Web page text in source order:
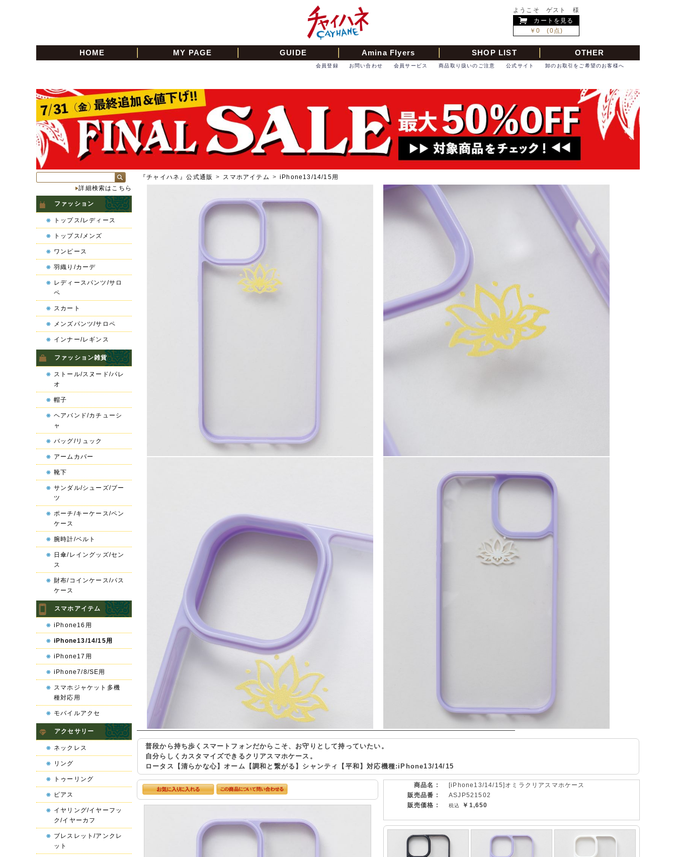
ようこそ ゲスト 様
カートを見る
￥0 (0点)
HOME MY PAGE GUIDE Amina Flyers SHOP LIST OTHER
卸のお取引をご希望のお客様へ
公式サイト
商品取り扱いのご注意
会員サービス
お問い合わせ
会員登録
『チャイハネ』公式通販 > スマホアイテム > iPhone13/14/15用
普段から持ち歩くスマートフォンだからこそ、お守りとして持っていたい。
自分らしくカスタマイズできるクリアスマホケース。
ロータス【清らかな心】オーム【調和と繋がる】シャンティ【平和】対応機種:iPhone13/14/15
商品名 :
[iPhone13/14/15]オミラクリアスマホケース
販売品番 :
ASJP521502
販売価格 :
￥1,650
詳細検索はこちら
ファッション
トップス/レディース
トップス/メンズ
ワンピース
羽織り/カーデ
レディースパンツ/サロ
ペ
スカート
メンズパンツ/サロペ
インナー/レギンス
ファッション雑貨
ストール/スヌード/パレ
オ
帽子
ヘアバンド/カチューシ
ャ
バッグ/リュック
アームカバー
靴下
サンダル/シューズ/ブー
ツ
ポーチ/キーケース/ペン
ケース
腕時計/ベルト
日傘/レイングッズ/セン
ス
財布/コインケース/パス
ケース
スマホアイテム
iPhone16用
iPhone13/14/15用
iPhone17用
iPhone7/8/SE用
スマホジャケット多機
種対応用
モバイルアクセ
アクセサリー
ネックレス
リング
トゥーリング
ピアス
イヤリング/イヤーフッ
ク/イヤーカフ
ブレスレット/アンクレ
ット